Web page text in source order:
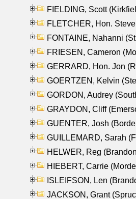
FIELDING, Scott
FLETCHER, Hon.
FONTAINE, Nahanni
FRIESEN, Cameron
GERRARD, Hon. Jon
GOERTZEN, Kelvin
GORDON, Audrey
GRAYDON, Cliff
GUENTER, Josh
GUILLEMARD, Sarah
HELWER, Reg
HIEBERT, Carrie
ISLEIFSON, Len
JACKSON, Grant